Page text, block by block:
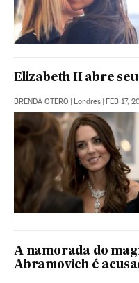
Elizabeth II abre
BRENDA OTERO | Londres | FEB 17,
A namorada do
Abramovich é